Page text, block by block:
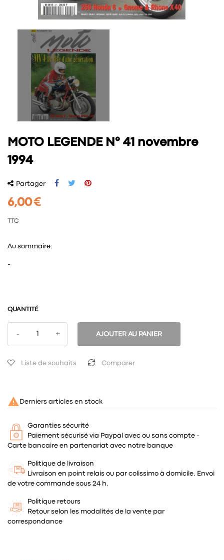
MOTO LEGENDE N° 41 novembre
1994
Partager
6,00 €
TTC
Au sommaire:
-
QUANTITÉ
AJOUTER AU PANIER
Liste de souhaits Comparer
 Derniers articles en stock
Garanties sécurité
Paiement sécurisé via Paypal avec ou sans compte -
Carte bancaire en partenariat avec notre banque
Politique de livraison
Livraison en point relais ou par colissimo à domicile. Envoi
de votre commande sous 24 h.
Politique retours
Retour selon les modalités de la vente par
correspondance